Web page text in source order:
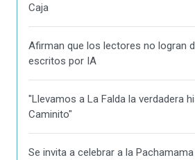
Caja
Afirman que los lectores no logran
escritos por IA
"Llevamos a La Falda la verdadera
Caminito"
Se invita a celebrar a la